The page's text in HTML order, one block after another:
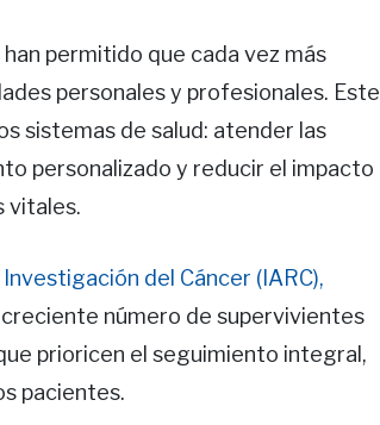
permitido que cada vez más
personales y profesionales. Este
sistemas de salud: atender las
personalizado y reducir el impacto
vitales.
del Cáncer (IARC),
número de supervivientes
prioricen el seguimiento integral,
pacientes.